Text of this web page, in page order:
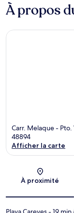
À propos
Carr. Melaque - Pto.
48894
Afficher la carte
À proximité